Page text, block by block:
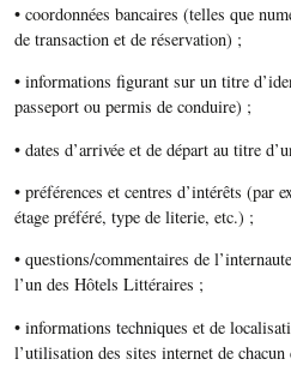
• coordonnées bancaires (telles que
de transaction et de réservation) ;
• informations figurant sur un titre
passeport ou permis de conduire) ;
• dates d’arrivée et de départ au titre
• préférences et centres d’intérêts (par
étage préféré, type de literie, etc.) ;
• questions/commentaires de
l’un des Hôtels Littéraires ;
• informations techniques et de
l’utilisation des sites internet de